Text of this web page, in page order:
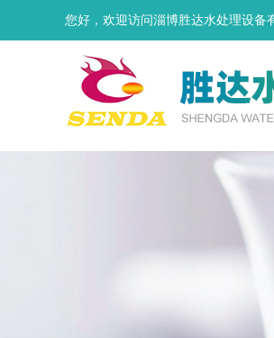
您好，欢迎访问淄博胜达水处理设备